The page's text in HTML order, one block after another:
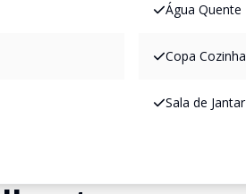
Água Quente
Copa Cozinha
Sala de Jantar